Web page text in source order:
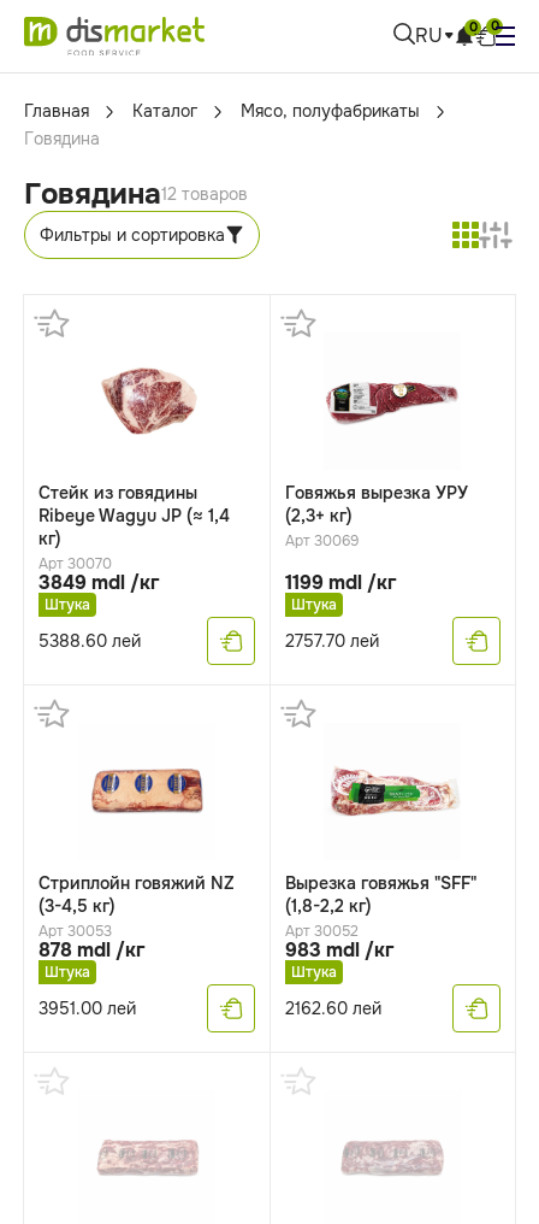
RU 0 0
Главная Каталог
Мясо, полуфабрикаты
Говядина
Говядина12 товаров
Фильтры и сортировка
Стейк из говядины
Ribeye Wagyu JP (≈ 1,4
кг)
Арт 30070
3849 mdl /кг
Штука
5388.60 лей
Говяжья вырезка УРУ
(2,3+ кг)
Арт 30069
1199 mdl /кг
Штука
2757.70лей
Стриплойн говяжий NZ
(3-4,5 кг)
Арт 30053
878 mdl /кг
Штука
3951.00 лей
Вырезка говяжья "SFF"
(1,8-2,2 кг)
Арт 30052
983 mdl /кг
Штука
2162.60лей